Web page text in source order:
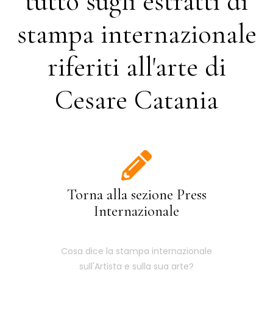
stampa internazionale
riferiti all'arte di
Cesare Catania
Torna alla sezione Press
Internazionale
Cosa dice la stampa internazionale
sull'Artista e sulla sua arte?